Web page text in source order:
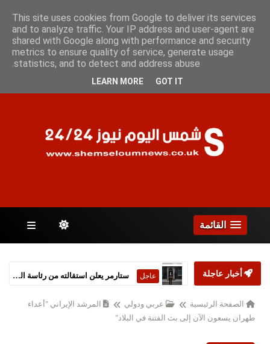
السبت 8 أغسطس 2026
الصفحات
القائمة
أخبار عاجلة عاجل
الصفحة الرئيسية عربي ودولي
المرشد الإيراني "أعداء ​
طهران يسعون الآن إلى بث الفتنة في البلاد"
This site uses cookies from Google to deliver its services
and to analyze traffic. Your IP address and user-agent are
shared with Google along with performance and security
metrics to ensure quality of service, generate usage
statistics, and to detect and address abuse.
LEARN MORE GOT IT